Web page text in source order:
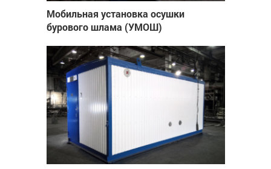
Мобильная установка осушки
бурового шлама (УМОШ)